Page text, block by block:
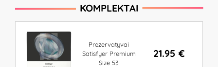
KOMPLEKTAI
Prezervatyvai
Satisfyer Premium
Size 53
21.95 €